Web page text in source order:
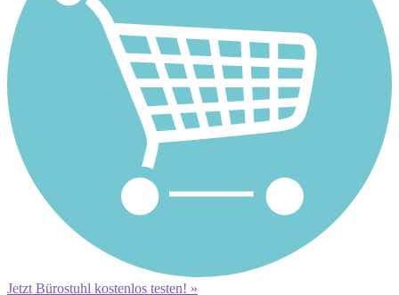
Jetzt Bürostuhl kostenlos testen! »